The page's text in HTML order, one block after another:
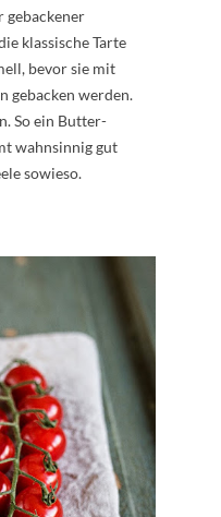
gebackener
klassische Tarte
bevor sie mit
gebacken werden.
So ein Butter-
wahnsinnig gut
sowieso.